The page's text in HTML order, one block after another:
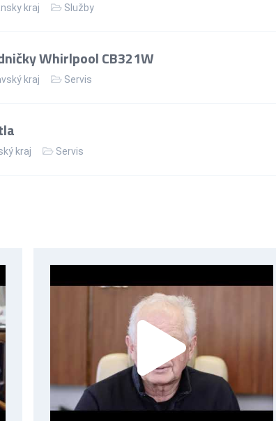
kraj Služby
Whirlpool CB321W
kraj Servis
kraj Servis